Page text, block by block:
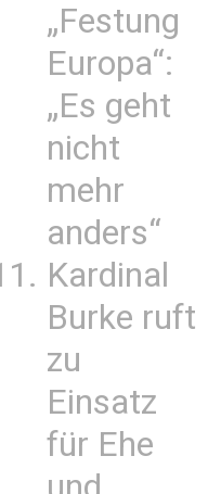
„Festung
Europa“:
„Es geht
nicht
mehr
anders“
Kardinal
Burke ruft
zu
Einsatz
für Ehe